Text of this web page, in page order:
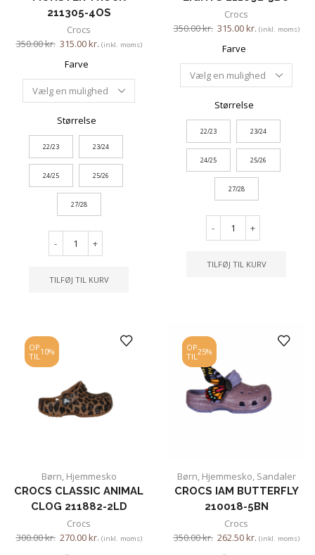
211305-4OS
Crocs
350.00kr. 315.00kr. (inkl. moms)
Farve
Størrelse
22/23 23/24
24/25 25/26
27/28
- +
TILFØJ TIL KURV
Crocs
350.00kr. 315.00kr. (inkl. moms)
Farve
Størrelse
22/23 23/24
24/25 25/26
27/28
- +
TILFØJ TIL KURV
OP
TIL 10%
Børn, Hjemmesko
CROCS CLASSIC ANIMAL
CLOG 211882-2LD
Crocs
300.00kr. 270.00kr. (inkl. moms)
OP
TIL 25%
Børn, Hjemmesko, Sandaler
CROCS IAM BUTTERFLY
210018-5BN
Crocs
350.00kr. 262.50kr. (inkl. moms)